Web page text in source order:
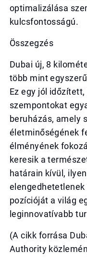
optimalizálása
kulcsfontosságú.
Összegzés
Dubai új, 8
több mint
Ez egy jól
szempontokat
beruházás, amely
életminőségének
élményének
keresik a
határain kívül,
elengedhetetlenek
pozícióját a világ
leginnovatívabb
(A cikk forrása
Authority